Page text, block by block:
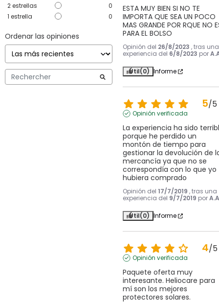
2estrellas
0
1 estrella 0
Ordenar las opiniones
ESTA MUY BIEN SI NO TE
IMPORTA QUE SEA UN POCO
MAS GRANDE POR RQUE NO
PARA EL BOLSO
Opinión del 26/8/2023 , tras una
experiencia del 6/8/2023 por
Útil(0) Informe
5/5
Opinión verificada
La experiencia ha sido
porque he perdido un
montón de tiempo para
gestionar la devolución de
mercancía ya que no se
correspondía con lo que yo
hubiera comprado
Opinión del 17/7/2019 , tras una
experiencia del 9/7/2019 por
Útil(0) Informe
4/5
Opinión verificada
Paquete oferta muy
interesante. Heliocare para
mí son los mejores
protectores solares.